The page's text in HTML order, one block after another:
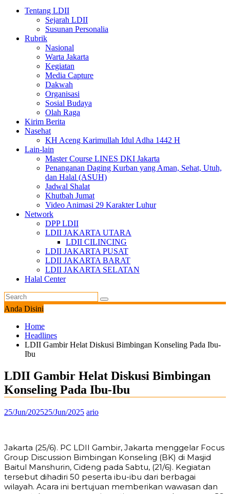
Tentang LDII
Sejarah LDII
Susunan Personalia
Rubrik
Nasional
Warta Jakarta
Kegiatan
Media Capture
Dakwah
Organisasi
Sosial Budaya
Olah Raga
Kirim Berita
Nasehat
KH Aceng Karimullah Idul Adha 1442 H
Lain-lain
Master Course LINES DKI Jakarta
Penanganan Daging Kurban yang Aman, Sehat, Utuh,
dan Halal (ASUH)
Jadwal Shalat
Khutbah Jumat
Video Animasi 29 Karakter Luhur
Network
DPP LDII
LDII JAKARTA UTARA
LDII CILINCING
LDII JAKARTA PUSAT
LDII JAKARTA BARAT
LDII JAKARTA SELATAN
Halal Center
Anda Disini
Home
Headlines
LDII Gambir Helat Diskusi Bimbingan Konseling Pada Ibu-
Ibu
LDII Gambir Helat Diskusi Bimbingan
Konseling Pada Ibu-Ibu
25/Jun/202525/Jun/2025 ario
Jakarta (25/6). PC LDII Gambir, Jakarta menggelar Focus
Group Discussion Bimbingan Konseling (BK) di Masjid
Baitul Manshurin, Cideng pada Sabtu, (21/6). Kegiatan
tersebut dihadiri 50 peserta ibu-ibu dari berbagai
wilayah. Acara ini bertujuan memberikan wawasan dan